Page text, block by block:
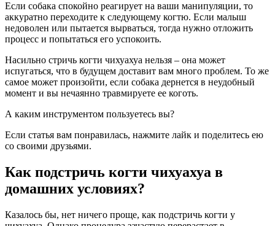
Если собака спокойно реагирует на ваши манипуляции, то
аккуратно переходите к следующему когтю. Если малыш
недоволен или пытается вырваться, тогда нужно отложить
процесс и попытаться его успокоить.
Насильно стричь когти чихуахуа нельзя – она может
испугаться, что в будущем доставит вам много проблем. То же
самое может произойти, если собака дернется в неудобный
момент и вы нечаянно травмируете ее коготь.
А каким инструментом пользуетесь вы?
Если статья вам понравилась, нажмите лайк и поделитесь ею
со своими друзьями.
Как подстричь когти чихуахуа в
домашних условиях?
Казалось бы, нет ничего проще, как подстричь когти у